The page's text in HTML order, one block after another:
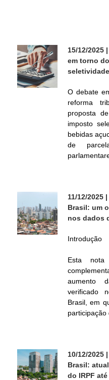
15/12/2025
em torno
O debate
reforma
proposta
imposto
bebidas
de
11/12/2025
Brasil: um
nos dados
Introdução
Esta
aumento
verificado
Brasil, em
participação
10/12/2025
Brasil:
do IRPF até